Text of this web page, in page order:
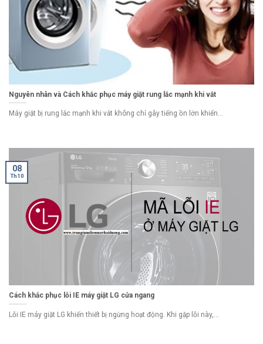
Nguyên nhân và Cách khắc phục máy giặt rung lắc mạnh khi vắt
Máy giặt bị rung lắc mạnh khi vắt không chỉ gây tiếng ồn lớn khiến...
Cách khắc phục lỗi IE máy giặt LG cửa ngang
Lỗi IE máy giặt LG khiến thiết bị ngừng hoạt động. Khi gặp lỗi này,...
08
Th10